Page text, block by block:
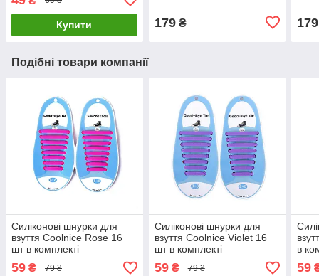
Купити 179₴ 179
Подібні товари компанії
Силіконові шнурки для
взуття Coolnice Rose 16
шт в комплекті
59 ₴ 79 ₴
Силіконові шнурки для
взуття Coolnice Violet 16
шт в комплекті
59₴ 79 ₴
в
59